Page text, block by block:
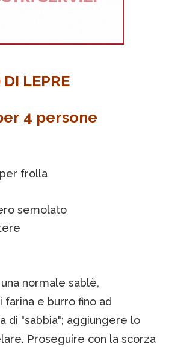
LEPRE
4 persone
frolla
semolato
normale sablè,
farina e burro fino ad
di "sabbia"; aggiungere lo
Proseguire con la scorza